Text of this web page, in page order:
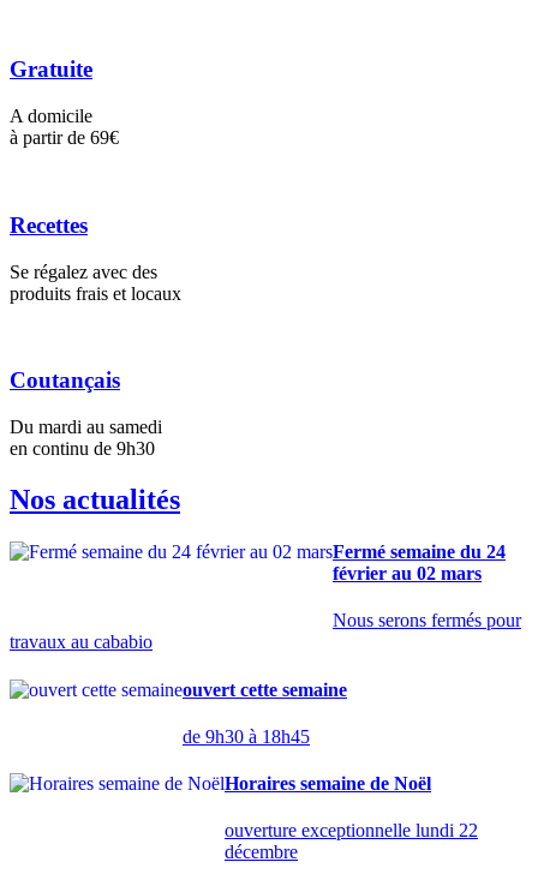
Gratuite
A domicile
à partir de 69€
Recettes
Se régalez avec des
produits frais et locaux
Coutançais
Du mardi au samedi
en continu de 9h30
Nos actualités
Fermé semaine du 24
février au 02 mars
Nous serons fermés pour
travaux au cababio
ouvert cette semaine
de 9h30 à 18h45
Horaires semaine de Noël
ouverture exceptionnelle lundi 22
décembre